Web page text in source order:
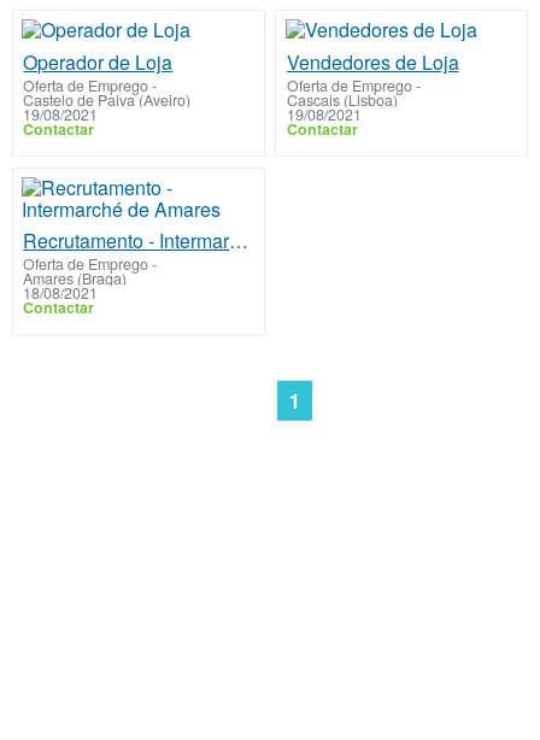
Operador de Loja
Oferta de Emprego-
Castelo de Paiva (Aveiro)
19/08/2021
Contactar
Vendedores de Loja
Oferta de Emprego-
Cascais (Lisboa)
19/08/2021
Contactar
Recrutamento - Intermarché de Amares
Oferta de Emprego-
Amares (Braga)
18/08/2021
Contactar
1